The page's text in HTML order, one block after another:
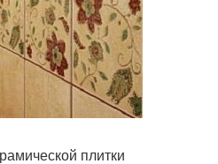
плитки